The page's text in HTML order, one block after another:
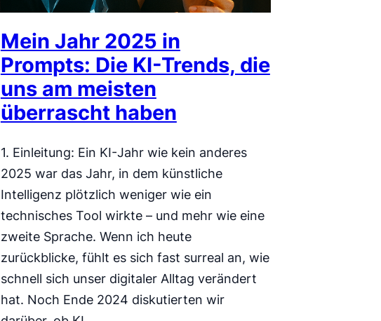
Mein Jahr 2025 in
Prompts: Die KI-Trends, die
uns am meisten
überrascht haben
1. Einleitung: Ein KI-Jahr wie kein anderes
2025 war das Jahr, in dem künstliche
Intelligenz plötzlich weniger wie ein
technisches Tool wirkte – und mehr wie eine
zweite Sprache. Wenn ich heute
zurückblicke, fühlt es sich fast surreal an, wie
schnell sich unser digitaler Alltag verändert
hat. Noch Ende 2024 diskutierten wir